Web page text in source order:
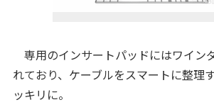
専用のインサートパッドにはワイン
れており、ケーブルをスマートに整理
ッキリに。